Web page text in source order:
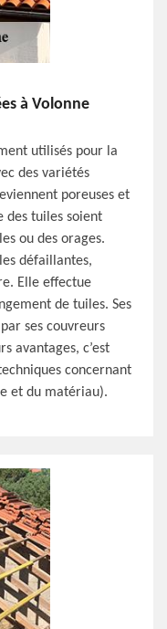
à Volonne
utilisés pour la
des variétés
poreuses et
des tuiles soient
ou des orages.
défaillantes,
Elle effectue
de tuiles. Ses
ses couvreurs
avantages, c’est
concernant
et du matériau).